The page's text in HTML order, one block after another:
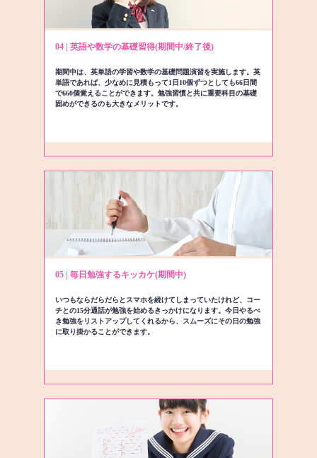
04 | 英語や数学の基礎習得(期間中/終了後)
期間中は、英単語の学習や数学の基礎問題演習を実施します。英
単語であれば、少なめに見積もって1日10個ずつとしても66日間
で660個覚えることができます。勉強習慣と共に重要科目の基礎
固めができるのも大きなメリットです。
05 | 毎日勉強するキッカケ(期間中)
いつもならだらだらとスマホを続けてしまっていたけれど、コー
チとの15分通話が勉強を始めるきっかけになります。今日やるべ
き勉強をリストアップしてくれるから、スムーズにその日の勉強
に取り掛かることができます。